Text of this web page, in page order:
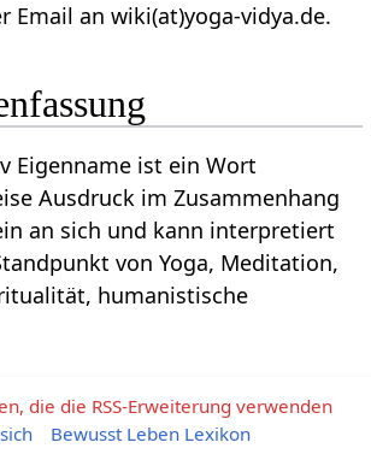
Email an wiki(at)yoga-vidya.de.
ist ein Wort
Ausdruck im Zusammenhang
an sich und kann interpretiert
von Yoga, Meditation,
humanistische
die die RSS-Erweiterung verwenden
Bewusst Leben Lexikon